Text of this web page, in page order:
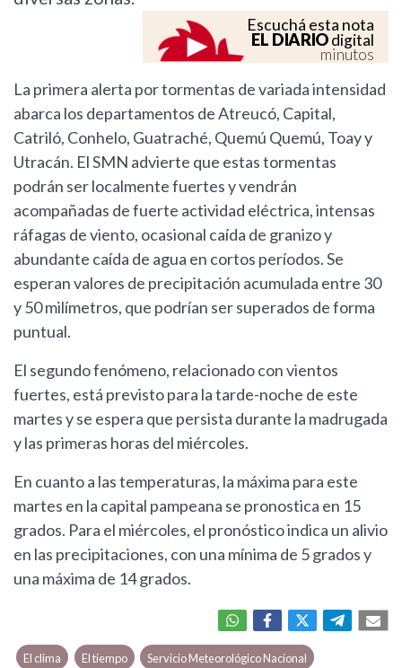
Escuchá esta nota
EL DIARIOdigital
minutos
La primera alerta por tormentas de variada intensidad
abarca los departamentos de Atreucó, Capital,
Catriló, Conhelo, Guatraché, Quemú Quemú, Toay y
Utracán. El SMN advierte que estas tormentas
podrán ser localmente fuertes y vendrán
acompañadas de fuerte actividad eléctrica, intensas
ráfagas de viento, ocasional caída de granizo y
abundante caída de agua en cortos períodos. Se
esperan valores de precipitación acumulada entre 30
y 50 milímetros, que podrían ser superados de forma
puntual.
El segundo fenómeno, relacionado con vientos
fuertes, está previsto para la tarde-noche de este
martes y se espera que persista durante la madrugada
y las primeras horas del miércoles.
En cuanto a las temperaturas, la máxima para este
martes en la capital pampeana se pronostica en 15
grados. Para el miércoles, el pronóstico indica un alivio
en las precipitaciones, con una mínima de 5 grados y
una máxima de 14 grados.
El clima El tiempo
Servicio Meteorológico Nacional